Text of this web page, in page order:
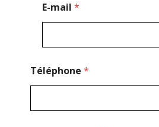
E-mail *
Téléphone *